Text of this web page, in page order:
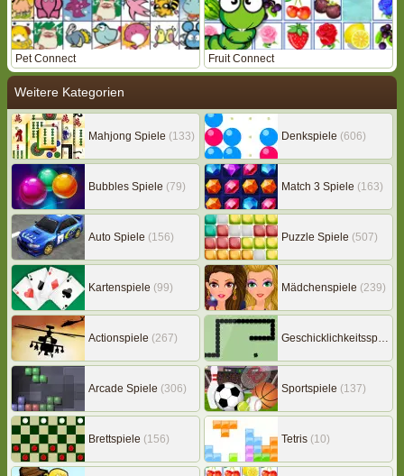
Pet Connect Fruit Connect
Weitere Kategorien
Mahjong Spiele (133) Denkspiele (606)
Bubbles Spiele (79) Match 3 Spiele (163)
Auto Spiele (156) Puzzle Spiele (507)
Kartenspiele (99) Mädchenspiele (239)
Actionspiele (267) Geschicklichkeitsspiele
Arcade Spiele (306) Sportspiele (137)
Brettspiele (156) Tetris (10)